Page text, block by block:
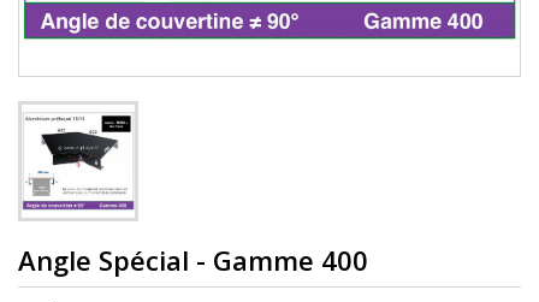
Angle Spécial - Gamme 400